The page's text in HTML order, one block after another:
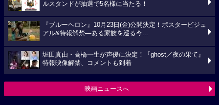
ルスタンドが抽選で5名様に当たる！
『ブルーヘロン』10月23日(金)公開決定！ポスタービジュ
アル&特報解禁―ある家族を巡る今...
堀田真由・高橋一生が声優に決定！『ghost／夜の果て』
特報映像解禁、コメントも到着
映画ニュースへ